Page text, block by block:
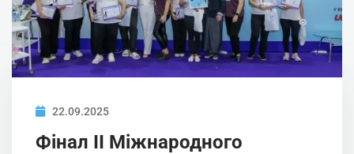
22.09.2025
Фінал ІІ Міжнародного